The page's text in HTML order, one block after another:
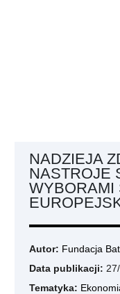
NADZIEJA
NASTROJE
WYBORAMI
Autor: Fundacja
Data publikacji:
Tematyka: